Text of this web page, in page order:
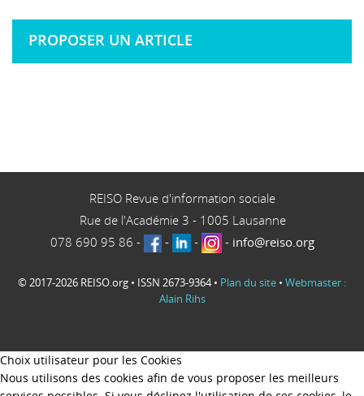
PROPOSER UN ARTICLE
REISO Revue d'information sociale
Rue de l'Académie 3 - 1005 Lausanne
078 690 95 86 - - - - info@reiso.org
© 2017-2026 REISO.org • ISSN 2673-9364 • Plan du site • Webmaster :
Alain Rihs
Choix utilisateur pour les Cookies
Nous utilisons des cookies afin de vous proposer les meilleurs